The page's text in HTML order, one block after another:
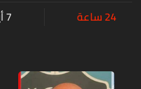
24 ساعة 7 أيام